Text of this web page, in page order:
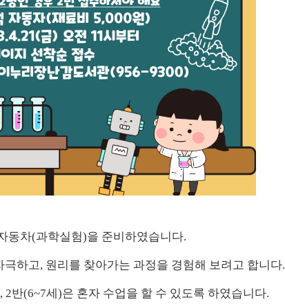
동차(과학실험)을 준비하였습니다.
하고, 원리를 찾아가는 과정을 경험해 보려고 합니다.
2반(6~7세)은 혼자 수업을 할 수 있도록 하였습니다.